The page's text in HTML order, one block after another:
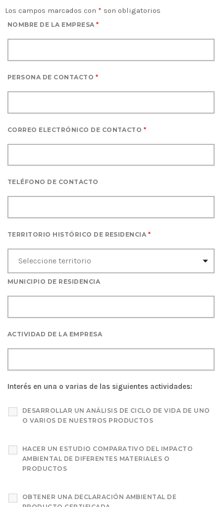
Los campos marcados con * son obligatorios
NOMBRE DE LA EMPRESA*
PERSONA DE CONTACTO *
CORREO ELECTRÓNICO DE CONTACTO *
TELÉFONO DE CONTACTO
TERRITORIO HISTÓRICO DE RESIDENCIA *
MUNICIPIO DE RESIDENCIA
ACTIVIDAD DE LA EMPRESA
Interés en una o varias de las siguientes actividades:
DESARROLLAR UN ANÁLISIS DE CICLO DE VIDA DE UNO
O VARIOS DE NUESTROS PRODUCTOS
HACER UN ESTUDIO COMPARATIVO DEL IMPACTO
AMBIENTAL DE DIFERENTES MATERIALES O
PRODUCTOS
OBTENER UNA DECLARACIÓN AMBIENTAL DE